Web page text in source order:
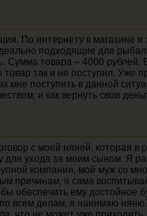
По интернету в магазине я
подходящие для
Сумма товара – 4000 рублей.
товар так и не поступил. Уже
мне поступить в данной
и как вернуть свои
с моей няней, которая в
для ухода за моим сыном. Я
компании, мой муж со
причинам, я сама
обеспечить ему достойное
по всем делам, я нанимаю